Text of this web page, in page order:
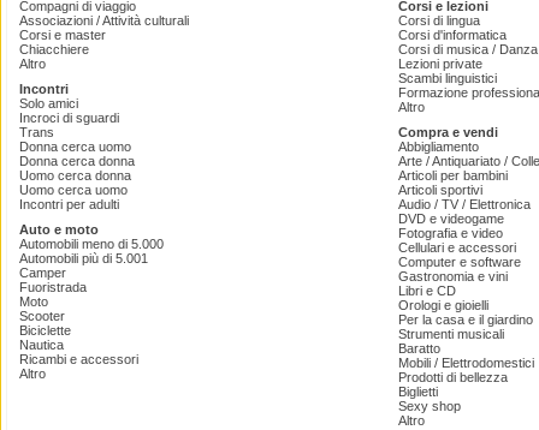
Compagni di viaggio
Associazioni / Attività culturali
Corsi e master
Chiacchiere
Altro
Incontri
Solo amici
Incroci di sguardi
Trans
Donna cerca uomo
Donna cerca donna
Uomo cerca donna
Uomo cerca uomo
Incontri per adulti
Auto e moto
Automobili meno di 5.000
Automobili più di 5.001
Camper
Fuoristrada
Moto
Scooter
Biciclette
Nautica
Ricambi e accessori
Altro
Corsi e lezioni
Corsi di lingua
Corsi d'informatica
Corsi di musica /
Lezioni private
Scambi linguistici
Formazione
Altro
Compra e vendi
Abbigliamento
Arte / Antiquariato /
Articoli per bambini
Articoli sportivi
Audio / TV / Elettronica
DVD e videogame
Fotografia e video
Cellulari e accessori
Computer e software
Gastronomia e vini
Libri e CD
Orologi e gioielli
Per la casa e il giardino
Strumenti musicali
Baratto
Mobili / Elettrodomestici
Prodotti di bellezza
Biglietti
Sexy shop
Altro